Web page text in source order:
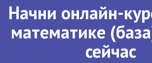
Начни онлайн-
математике
сейчас